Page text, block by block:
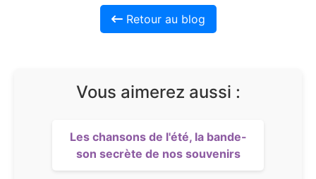
Retour au blog
Vous aimerez aussi :
Les chansons de l'été, la bande-
son secrète de nos souvenirs